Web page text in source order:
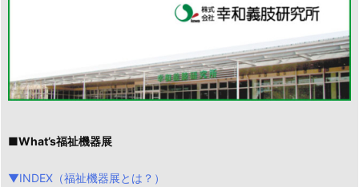
■What’s福祉機器展
▼INDEX（福祉機器展とは？）